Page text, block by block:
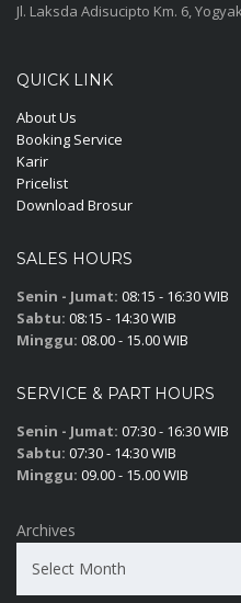
Jl. Laksda Adisucipto Km. 6,
QUICK LINK
About Us
Booking Service
Karir
Pricelist
Download Brosur
SALES HOURS
Senin - Jumat: 08:15 - 16:30 WIB
Sabtu: 08:15 - 14:30 WIB
Minggu: 08.00 - 15.00 WIB
SERVICE & PART HOURS
Senin - Jumat: 07:30 - 16:30 WIB
Sabtu: 07:30 - 14:30 WIB
Minggu: 09.00 - 15.00 WIB
Archives
Select Month